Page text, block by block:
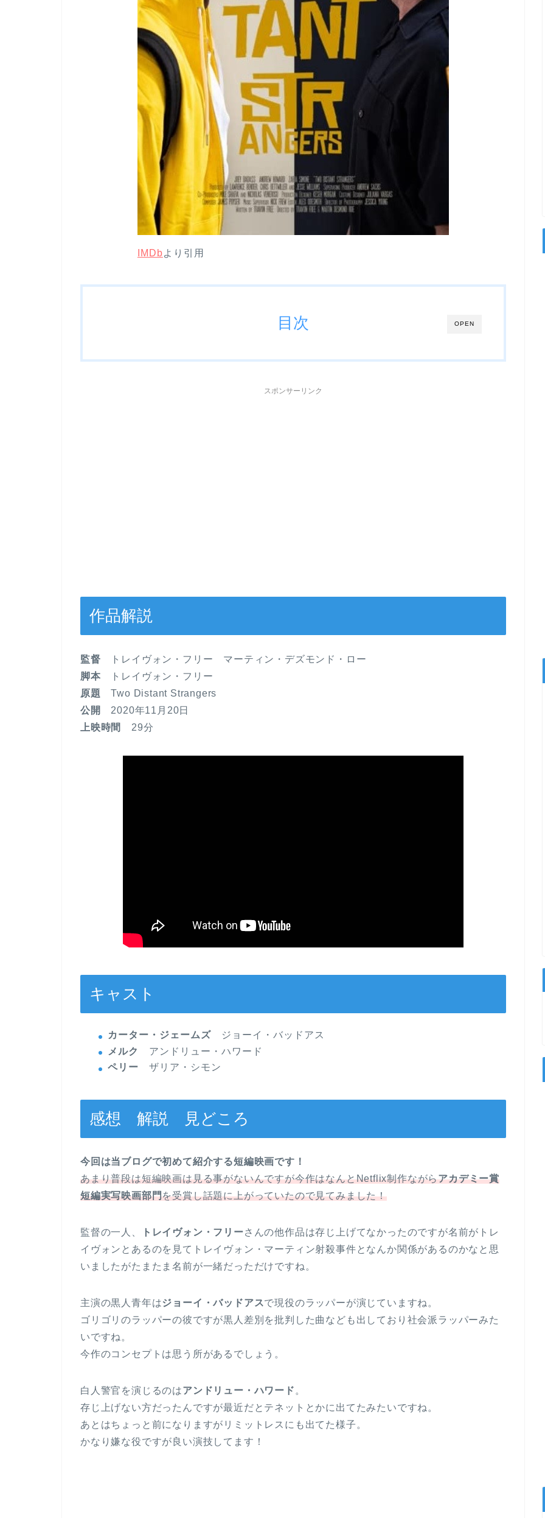
IMDbより引用
OPEN
目次
スポンサーリンク
作品解説
監督 トレイヴォン・フリー マーティン・デズモンド・ロー
脚本 トレイヴォン・フリー
原題 Two Distant Strangers
公開
2020年11月20日
上映時間
29分
キャスト
カーター・ジェームズ ジョーイ・バッドアス
メルク
アンドリュー・ハワード
ペリー ザリア・シモン
感想 解説 見どころ
今回は当ブログで初めて紹介する短編映画です！
あまり普段は短編映画は見る事がないんですが今作はなんとNetflix制作ながらアカデミー賞
短編実写映画部門を受賞し話題に上がっていたので見てみました！
監督の一人、 トレイヴォン・フリーさんの他作品は存じ上げてなかったのですが名前がトレ
イヴォンとあるのを見てトレイヴォン・マーティン射殺事件となんか関係があるのかなと思
いましたがたまたま名前が一緒だっただけですね。
主演の黒人青年はジョーイ・バッドアスで現役のラッパーが演じていますね。
ゴリゴリのラッパーの彼ですが黒人差別を批判した曲なども出しており社会派ラッパーみた
いですね。
今作のコンセプトは思う所があるでしょう。
白人警官を演じるのはアンドリュー・ハワード 。
存じ上げない方だったんですが最近だとテネットとかに出てたみたいですね。
あとはちょっと前になりますがリミットレスにも出てた様子。
かなり嫌な役ですが良い演技してます！